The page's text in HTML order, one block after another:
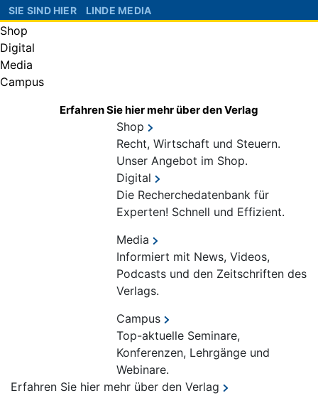
SIE SIND HIER LINDE MEDIA
Shop
Digital
Media
Campus
Erfahren Sie hier mehr über den Verlag
Shop
Recht, Wirtschaft und Steuern.
Unser Angebot im Shop.
Digital
Die Recherchedatenbank für
Experten! Schnell und Effizient.
Media
Informiert mit News, Videos,
Podcasts und den Zeitschriften des
Verlags.
Campus
Top-aktuelle Seminare,
Konferenzen, Lehrgänge und
Webinare.
Erfahren Sie hier mehr über den Verlag